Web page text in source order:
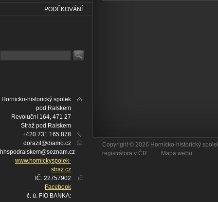
PODĚKOVÁNÍ
Hornicko-historický spolek
pod Ralskem
Revoluční 164, 471 27
Stráž pod Ralskem
+420 731 165 878
dorazil@diamo.cz
hhspodralskem@seznam.cz
www.hornickyspolek-
straz.cz
IČ
IČ: 22757902
Facebook
č. ú. FIO BANKA:
Copyright © 2026 Hornicko-historický
registrátora v ČR
Mapa webu